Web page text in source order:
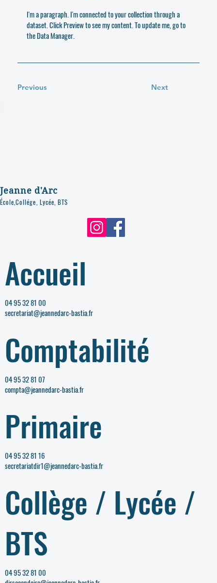
I'm a paragraph. I'm connected to your collection through a
dataset. Click Preview to see my content. To update me, go to
the Data Manager.
Previous Next
Accueil
04 95 32 81 00
secretariat@jeannedarc-bastia.fr
Comptabilité
04 95 32 81 07
compta@jeannedarc-bastia.fr
Primaire
04 95 32 81 16
secretariatdir1@jeannedarc-bastia.fr
Collège / Lycée /
BTS
04 95 32 81 00
Jeanne d'Arc
École,Collége, Lycée, BTS